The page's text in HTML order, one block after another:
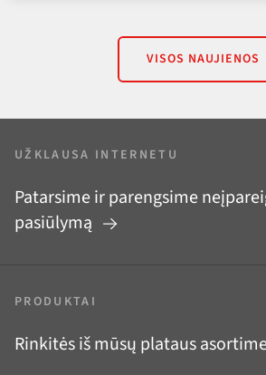
VISOS NAUJIENOS
UŽKLAUSA INTERNETU
Patarsime ir parengsime
pasiūlymą
PRODUKTAI
Rinkitės iš mūsų plataus